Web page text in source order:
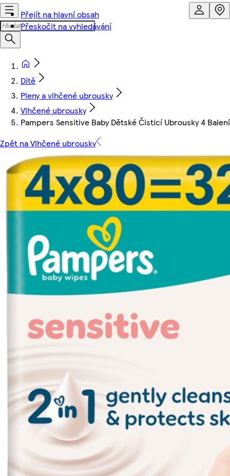
Přejít na hlavní obsah
Přeskočit na vyhledávání
Dítě
Pleny a vlhčené ubrousky
Vlhčené ubrousky
Pampers Sensitive Baby Dětské Čisticí Ubrousky 4
Zpět na Vlhčené ubrousky